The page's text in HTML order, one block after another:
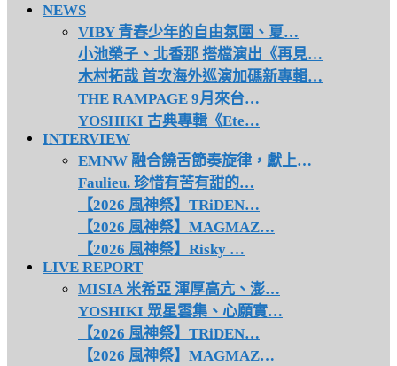
NEWS
VIBY 青春少年的自由氛圍、夏…
小池榮子、北香那 搭檔演出《再見…
木村拓哉 首次海外巡演加碼新專輯…
THE RAMPAGE 9月來台…
YOSHIKI 古典專輯《Ete…
INTERVIEW
EMNW 融合饒舌節奏旋律，獻上…
Faulieu. 珍惜有苦有甜的…
【2026 風神祭】TRiDEN…
【2026 風神祭】MAGMAZ…
【2026 風神祭】Risky …
LIVE REPORT
MISIA 米希亞 渾厚高亢、澎…
YOSHIKI 眾星雲集、心願實…
【2026 風神祭】TRiDEN…
【2026 風神祭】MAGMAZ…